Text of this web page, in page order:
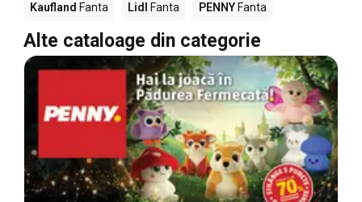
Kaufland Fanta Lidl Fanta PENNY Fanta
Alte cataloage din categorie